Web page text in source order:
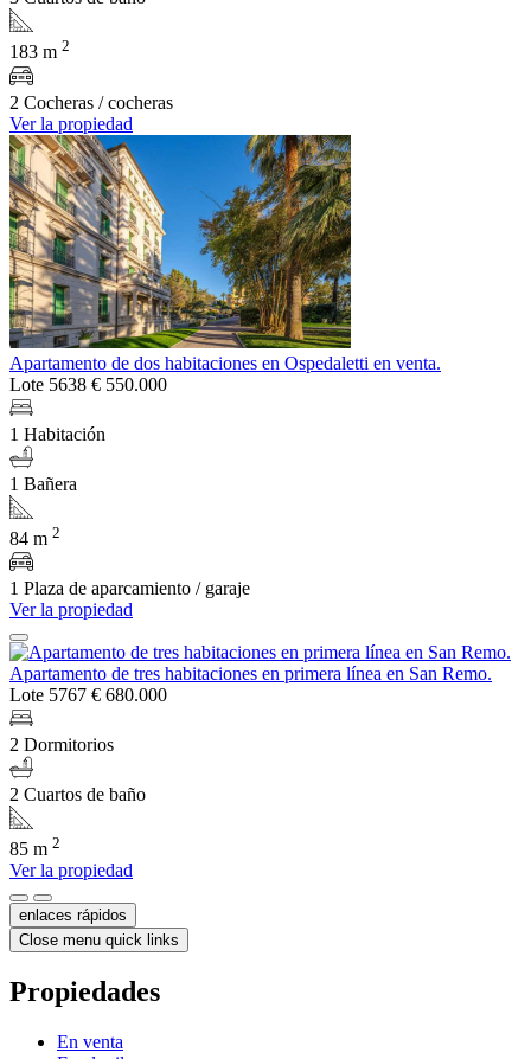
183 m 2
2 Cocheras / cocheras
Ver la propiedad
Apartamento de dos habitaciones en Ospedaletti en venta.
Lote 5638 € 550.000
1 Habitación
1 Bañera
84 m 2
1 Plaza de aparcamiento / garaje
Ver la propiedad
Apartamento de tres habitaciones en primera línea en San Remo.
Lote 5767 € 680.000
2 Dormitorios
2 Cuartos de baño
85 m 2
Ver la propiedad
enlaces rápidos
Close menu quick links
Propiedades
En venta